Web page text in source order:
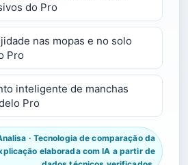
do Pro
nas mopas e no solo
Pro
inteligente de manchas
Pro
· Tecnologia de comparação da
elaborada com IA a partir de